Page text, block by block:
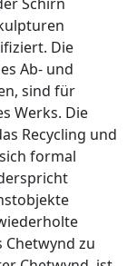
Die
Ab- und
sind für
Werks. Die
Recycling und
formal
Chetwynd zu